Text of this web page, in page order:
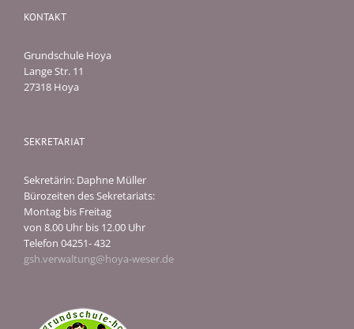
KONTAKT
Grundschule Hoya
Lange Str. 11
27318 Hoya
SEKRETARIAT
Sekretärin: Daphne Müller
Bürozeiten des Sekretariats:
Montag bis Freitag
von 8.00 Uhr bis 12.00 Uhr
Telefon 04251- 432
gsh.verwaltung@hoya-weser.de